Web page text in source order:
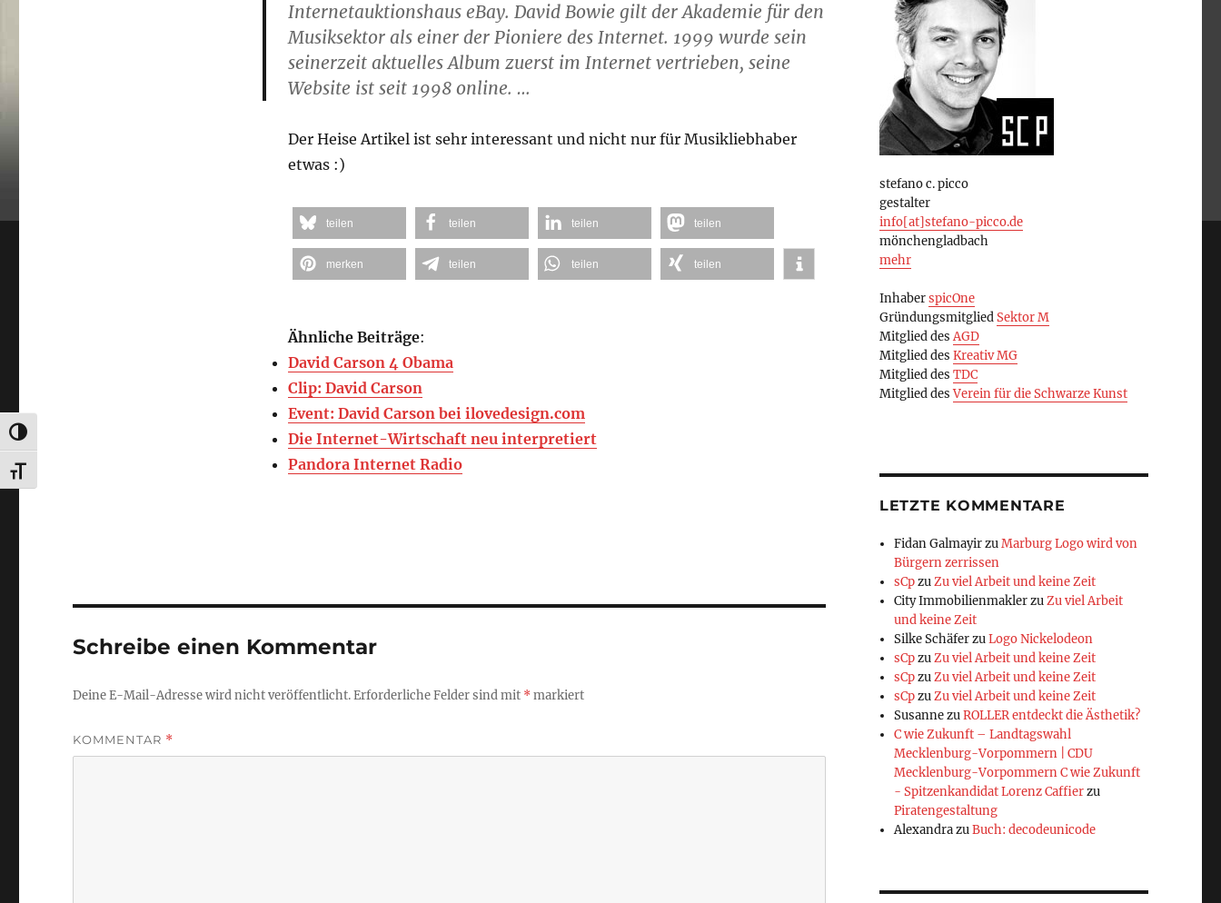
UMSCHALTEN AUF HOHE KONTRASTE
SCHRIFT VERGRÖSSERN
Internetauktionshaus eBay. David Bowie gilt der Akademie für den
Musiksektor als einer der Pioniere des Internet. 1999 wurde sein
seinerzeit aktuelles Album zuerst im Internet vertrieben, seine
Website ist seit 1998 online. …
Der Heise Artikel ist sehr interessant und nicht nur für Musikliebhaber
etwas :)
teilen teilen teilen teilen
merken teilen teilen teilen
Ähnliche Beiträge:
David Carson 4 Obama
Clip: David Carson
Event: David Carson bei ilovedesign.com
Die Internet-Wirtschaft neu interpretiert
Pandora Internet Radio
Schreibe einen Kommentar
Deine E-Mail-Adresse wird nicht veröffentlicht.Erforderliche Felder sind mit *markiert
KOMMENTAR *
stefano c. picco
gestalter
info[at]stefano-picco.de
mönchengladbach
mehr
InhaberspicOne
GründungsmitgliedSektor M
Mitglied desAGD
Mitglied des Kreativ MG
Mitglied des TDC
Mitglied desVerein für die Schwarze Kunst
LETZTE KOMMENTARE
Fidan GalmayirzuMarburg Logo wird von
Bürgern zerrissen
sCpzuZu viel Arbeit und keine Zeit
City ImmobilienmaklerzuZu viel Arbeit
und keine Zeit
Silke SchäferzuLogo Nickelodeon
sCpzuZu viel Arbeit und keine Zeit
sCpzuZu viel Arbeit und keine Zeit
sCpzuZu viel Arbeit und keine Zeit
SusannezuROLLER entdeckt die Ästhetik?
C wie Zukunft – Landtagswahl
Mecklenburg-Vorpommern | CDU
Mecklenburg-Vorpommern C wie Zukunft
- Spitzenkandidat Lorenz Caffierzu
Piratengestaltung
AlexandrazuBuch: decodeunicode